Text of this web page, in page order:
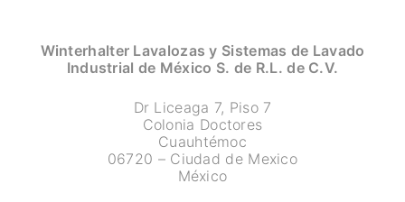
Winterhalter Lavalozas y Sistemas de Lavado
Industrial de México S. de R.L. de C.V.
Dr Liceaga 7, Piso 7
Colonia Doctores
Cuauhtémoc
06720 – Ciudad de Mexico
México